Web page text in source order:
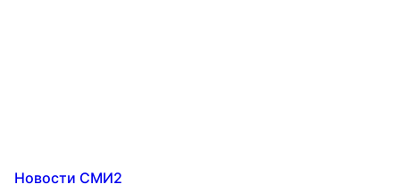
Новости СМИ2